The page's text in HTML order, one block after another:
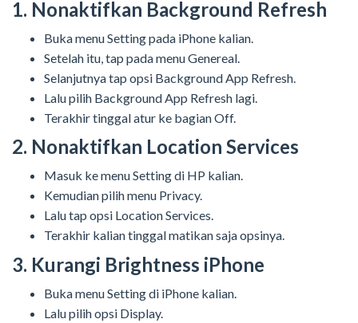
1. Nonaktifkan Background Refresh
Buka menu Setting pada iPhone kalian.
Setelah itu, tap pada menu Genereal.
Selanjutnya tap opsi Background App Refresh.
Lalu pilih Background App Refresh lagi.
Terakhir tinggal atur ke bagian Off.
2. Nonaktifkan Location Services
Masuk ke menu Setting di HP kalian.
Kemudian pilih menu Privacy.
Lalu tap opsi Location Services.
Terakhir kalian tinggal matikan saja opsinya.
3. Kurangi Brightness iPhone
Buka menu Setting di iPhone kalian.
Lalu pilih opsi Display.